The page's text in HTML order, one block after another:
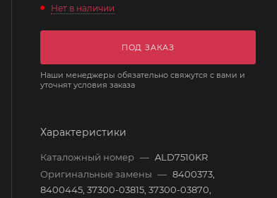
Нет в наличии
ПОД ЗАКАЗ
Наши менеджеры обязательно свяжутся с вами и
уточнят условия заказа
Характеристики
Каталожный номер — ALD7510KR
Оригинальные замены — 8400373,
8400445, 37300-03815, 37300-03870,